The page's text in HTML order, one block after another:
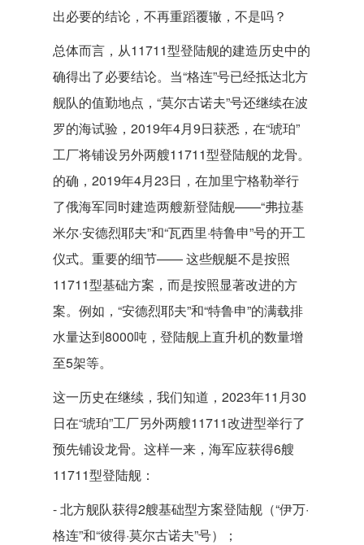
出必要的结论，不再重蹈覆辙，不是吗？
总体而言，从11711型登陆舰的建造历史中的
确得出了必要结论。当“格连”号已经抵达北方
舰队的值勤地点，“莫尔古诺夫”号还继续在波
罗的海试验，2019年4月9日获悉，在“琥珀”
工厂将铺设另外两艘11711型登陆舰的龙骨。
的确，2019年4月23日，在加里宁格勒举行
了俄海军同时建造两艘新登陆舰——“弗拉基
米尔·安德烈耶夫”和“瓦西里·特鲁申”号的开工
仪式。重要的细节—— 这些舰艇不是按照
11711型基础方案，而是按照显著改进的方
案。例如，“安德烈耶夫”和“特鲁申”的满载排
水量达到8000吨，登陆舰上直升机的数量增
至5架等。
这一历史在继续，我们知道，2023年11月30
日在“琥珀”工厂另外两艘11711改进型举行了
预先铺设龙骨。这样一来，海军应获得6艘
11711型登陆舰：
- 北方舰队获得2艘基础型方案登陆舰（“伊万·
格连”和“彼得·莫尔古诺夫”号）；